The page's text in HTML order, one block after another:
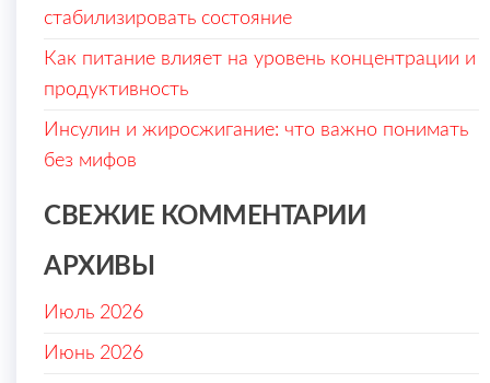
стабилизировать состояние
Как питание влияет на уровень концентрации и
продуктивность
Инсулин и жиросжигание: что важно понимать
без мифов
СВЕЖИЕ КОММЕНТАРИИ
АРХИВЫ
Июль 2026
Июнь 2026